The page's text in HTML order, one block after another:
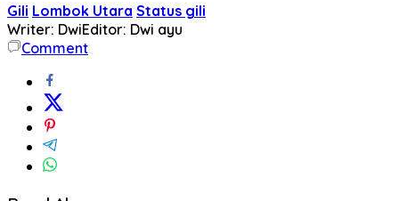
Gili Lombok Utara Status gili
Writer: DwiEditor: Dwi ayu
Comment